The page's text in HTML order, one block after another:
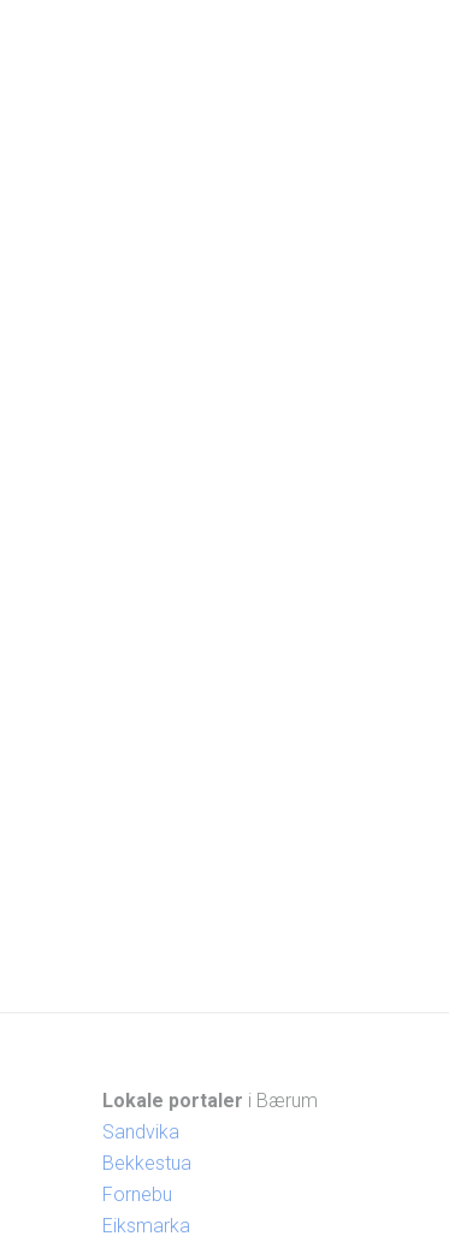
Lokale portaler i Bærum
Sandvika
Bekkestua
Fornebu
Eiksmarka